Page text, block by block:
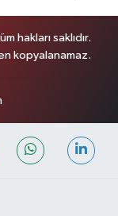
hakları saklıdır.
kopyalanamaz.